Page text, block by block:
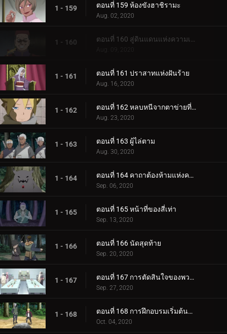
1 - 159 ตอนที่ 159 ห้องขังฮาชิรามะ
Aug. 02, 2020
1 - 160
Aug. 09, 2020
1 - 161 ตอนที่ 161 ปราสาทแห่งฝันร้าย
Aug. 16, 2020
1 - 162 ตอนที่ 162 หลบหนีจากตาข่ายที่กระชับ
Aug. 23, 2020
1 - 163 ตอนที่ 163 ผู้ไล่ตาม
Aug. 30, 2020
1 - 164 ตอนที่ 164 คาถาต้องห้ามแห่งความตาย
Sep. 06, 2020
1 - 165 ตอนที่ 165 หน้าที่ของสี่เท่า
Sep. 13, 2020
1 - 166 ตอนที่ 166 นัดสุดท้าย
Sep. 20, 2020
1 - 167 ตอนที่ 167 การตัดสินใจของพวกเขา
Sep. 27, 2020
1 - 168 ตอนที่ 168 การฝึกอบรมเริ่มต้นขึ้น!
Oct. 04, 2020